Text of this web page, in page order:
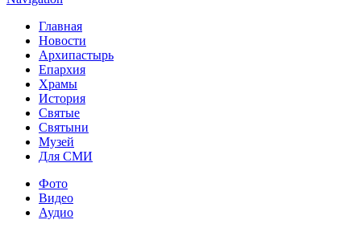
Главная
Новости
Архипастырь
Епархия
Храмы
История
Святые
Святыни
Музей
Для СМИ
Фото
Видео
Аудио